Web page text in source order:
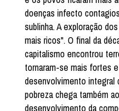
doenças infecto
sublinha. A exploração
mais ricos". O final da
capitalismo encontrou
tornaram-se mais fortes
desenvolvimento integral
pobreza chega também
desenvolvimento da